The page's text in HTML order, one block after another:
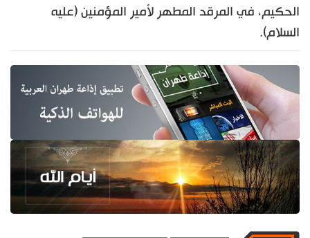
الحكيم، في المرقد المطهر لأمير المؤمنين (عليه
السلام).